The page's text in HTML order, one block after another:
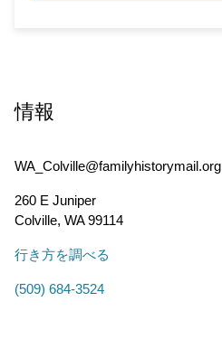
情報
WA_Colville@familyhistorymail.org
260 E Juniper
Colville, WA99114
行き方を調べる
(509) 684-3524